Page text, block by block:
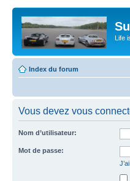
Life
Index du forum
Vous devez vous
Nom d’utilisateur:
Mot de passe: